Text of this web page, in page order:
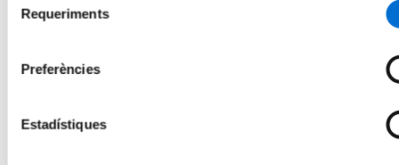
Requeriments
Preferències
Estadístiques
sobre els canvis climàtics del passat i el present, basada en
ambientals i les tècniques de reconstrucció climàtica amb
especial atenció al Quaternari.
tècnics sobre registres climàtics, datació i dinàmica glacial. Et